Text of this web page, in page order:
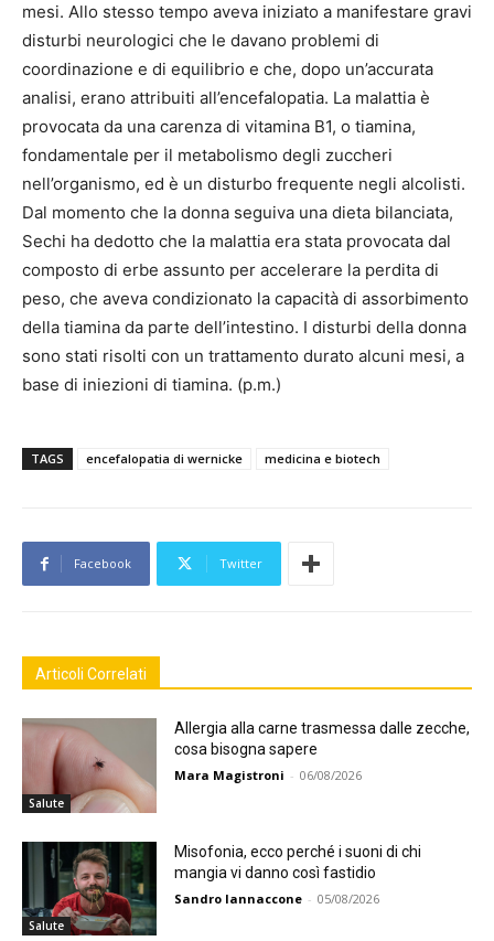
mesi. Allo stesso tempo aveva iniziato a manifestare gravi
disturbi neurologici che le davano problemi di
coordinazione e di equilibrio e che, dopo un’accurata
analisi, erano attribuiti all’encefalopatia. La malattia è
provocata da una carenza di vitamina B1, o tiamina,
fondamentale per il metabolismo degli zuccheri
nell’organismo, ed è un disturbo frequente negli alcolisti.
Dal momento che la donna seguiva una dieta bilanciata,
Sechi ha dedotto che la malattia era stata provocata dal
composto di erbe assunto per accelerare la perdita di
peso, che aveva condizionato la capacità di assorbimento
della tiamina da parte dell’intestino. I disturbi della donna
sono stati risolti con un trattamento durato alcuni mesi, a
base di iniezioni di tiamina. (p.m.)
TAGS encefalopatia di wernicke medicina e biotech
Facebook Twitter
Articoli Correlati
Salute
Allergia alla carne trasmessa dalle zecche,
cosa bisogna sapere
Mara Magistroni - 06/08/2026
Salute
Misofonia, ecco perché i suoni di chi
mangia vi danno così fastidio
Sandro Iannaccone - 05/08/2026